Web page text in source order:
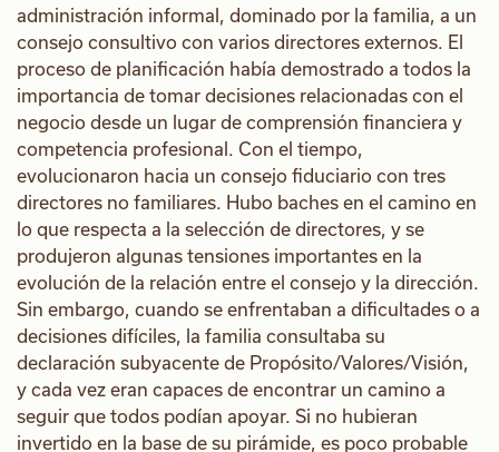
administración informal, dominado por la familia, a un
consejo consultivo con varios directores externos. El
proceso de planificación había demostrado a todos la
importancia de tomar decisiones relacionadas con el
negocio desde un lugar de comprensión financiera y
competencia profesional. Con el tiempo,
evolucionaron hacia un consejo fiduciario con tres
directores no familiares. Hubo baches en el camino en
lo que respecta a la selección de directores, y se
produjeron algunas tensiones importantes en la
evolución de la relación entre el consejo y la dirección.
Sin embargo, cuando se enfrentaban a dificultades o a
decisiones difíciles, la familia consultaba su
declaración subyacente de Propósito/Valores/Visión,
y cada vez eran capaces de encontrar un camino a
seguir que todos podían apoyar. Si no hubieran
invertido en la base de su pirámide, es poco probable